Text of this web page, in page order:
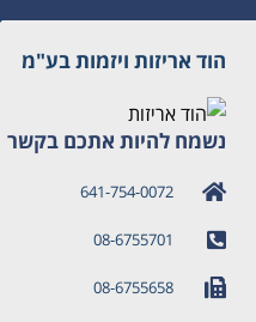
הוד אריזות ויזמות בע"מ
נשמח להיות אתכם בקשר
641-754-0072
08-6755701
08-6755658